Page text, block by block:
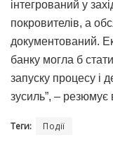
інтегрований у
покровителів, а
документований.
банку могла б
запуску процесу і
зусиль”, – резюмує
Теги: Події